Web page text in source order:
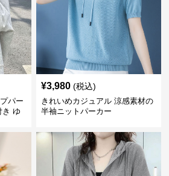
パー
き ゆ
¥3,980 (税込)
きれいめカジュアル 涼感素材の
半袖ニットパーカー